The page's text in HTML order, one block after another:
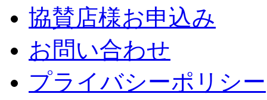
協賛店様お申込み
お問い合わせ
プライバシーポリシー